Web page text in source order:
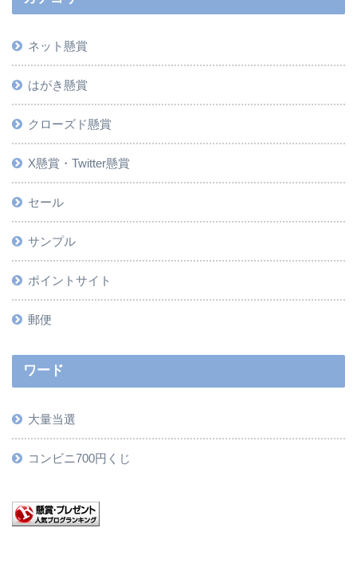
ネット懸賞
はがき懸賞
クローズド懸賞
X懸賞・Twitter懸賞
セール
サンプル
ポイントサイト
郵便
ワード
大量当選
コンビニ700円くじ